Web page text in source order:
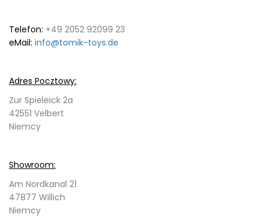
Telefon: +49 2052 92099 23
eMail: info@tomik-toys.de
Adres Pocztowy:
Zur Spieleick 2a
42551 Velbert
Niemcy
Showroom:
Am Nordkanal 21
47877 Willich
Niemcy